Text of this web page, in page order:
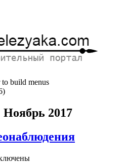
build menus
Ноябрь 2017